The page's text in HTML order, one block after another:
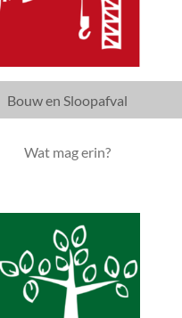
Bouw en Sloopafval
Wat mag erin?